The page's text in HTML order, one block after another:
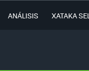
ANÁLISIS XATAKA